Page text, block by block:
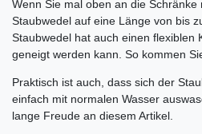
Wenn Sie mal oben an die Schränke
Staubwedel auf eine Länge von bis
Staubwedel hat auch einen flexiblen
geneigt werden kann. So kommen
Praktisch ist auch, dass sich der
einfach mit normalen Wasser
lange Freude an diesem Artikel.